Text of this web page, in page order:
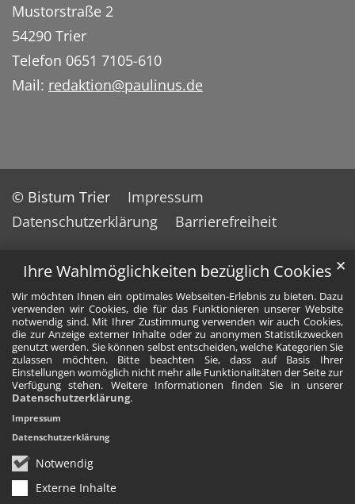
Ihre Wahlmöglichkeiten bezüglich Cookies
Wir möchten Ihnen ein optimales Webseiten-Erlebnis zu bieten. Dazu
verwenden wir Cookies, die für das Funktionieren unserer Website
notwendig sind. Mit Ihrer Zustimmung verwenden wir auch Cookies,
die zur Anzeige externer Inhalte oder zu anonymen Statistikzwecken
genutzt werden. Sie können selbst entscheiden, welche Kategorien Sie
zulassen möchten. Bitte beachten Sie, dass auf Basis Ihrer
Einstellungen womöglich nicht mehr alle Funktionalitäten der Seite zur
Verfügung stehen. Weitere Informationen finden Sie in unserer
Datenschutzerklärung.
Notwendig
Externe Inhalte
✕
Impressum
Datenschutzerklärung
Mustorstraße 2
54290 Trier
Telefon 0651 7105-610
Mail: redaktion@paulinus.de
© Bistum Trier
Impressum
Datenschutzerklärung
Barrierefreiheit